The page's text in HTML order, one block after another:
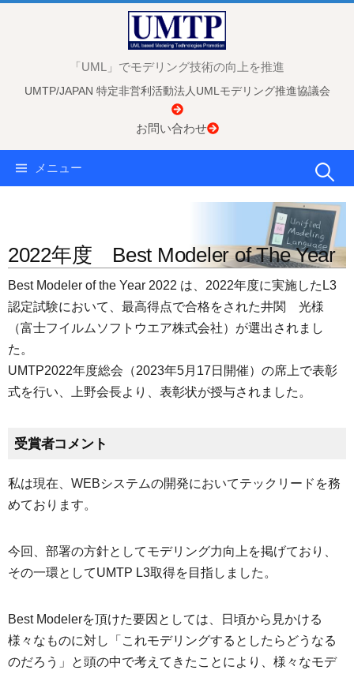
「UML」でモデリング技術の向上を推進
UMTP/JAPAN 特定非営利活動法人UMLモデリング推進協議会
お問い合わせ
メニュー 検
索:
2022年度 Best Modeler of The Year
Best Modeler of the Year 2022 は、2022年度に実施したL3
認定試験において、最高得点で合格をされた井関 光様
（富士フイルムソフトウエア株式会社）が選出されまし
た。
UMTP2022年度総会（2023年5月17日開催）の席上で表彰
式を行い、上野会長より、表彰状が授与されました。
受賞者コメント
私は現在、WEBシステムの開発においてテックリードを務
めております。
今回、部署の方針としてモデリング力向上を掲げており、
その一環としてUMTP L3取得を目指しました。
Best Modelerを頂けた要因としては、日頃から見かける
様々なものに対し「これモデリングするとしたらどうなる
のだろう」と頭の中で考えてきたことにより、様々なモデ